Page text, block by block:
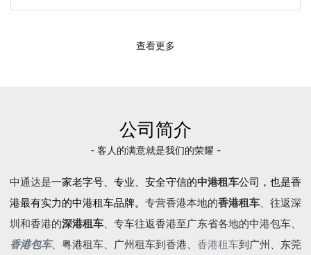
查看更多
公司简介
- 客人的满意就是我们的荣耀 -
中通达是一家老字号、专业、安全守信的中港租车公司，也是香
港最有实力的中港租车品牌。 专营香港本地的香港租车、往返深
圳和香港的深港租车、专车往返香港至广东省各地的中港包车、
香港包车、 粤港租车、广州租车到香港、 香港租车到广州、东莞